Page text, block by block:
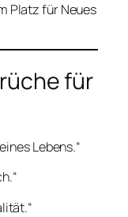
Platz für Neues
für
Lebens.“